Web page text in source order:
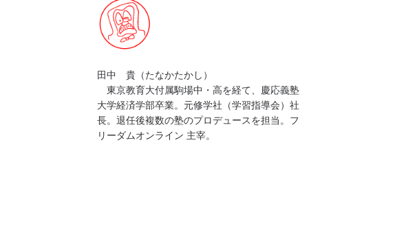
田中 貴（たなかたかし）
東京教育大付属駒場中・高を経て、慶応義塾
大学経済学部卒業。元修学社（学習指導会）社
長。退任後複数の塾のプロデュースを担当。フ
リーダムオンライン 主宰。